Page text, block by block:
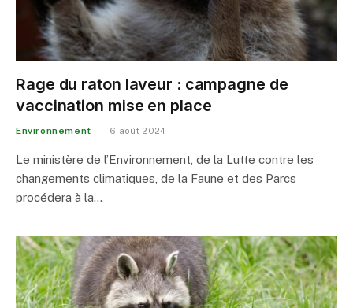
Rage du raton laveur : campagne de
vaccination mise en place
Environnement 6 août 2024
Le ministère de l’Environnement, de la Lutte contre les
changements climatiques, de la Faune et des Parcs
procédera à la…